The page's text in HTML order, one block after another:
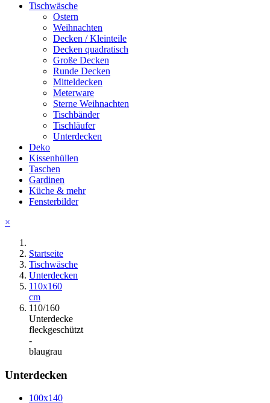
Tischwäsche
Ostern
Weihnachten
Decken / Kleinteile
Decken quadratisch
Große Decken
Runde Decken
Mitteldecken
Meterware
Sterne Weihnachten
Tischbänder
Tischläufer
Unterdecken
Deko
Kissenhüllen
Taschen
Gardinen
Küche & mehr
Fensterbilder
×
Startseite
Tischwäsche
Unterdecken
110x160
cm
110/160
Unterdecke
fleckgeschützt
-
blaugrau
Unterdecken
100x140